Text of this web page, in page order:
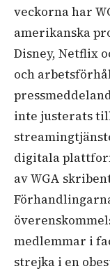
veckorna har
amerikanska
Disney, Netflix
och
inte justerats
digitala
av WGA
medlemmar i
strejka i en